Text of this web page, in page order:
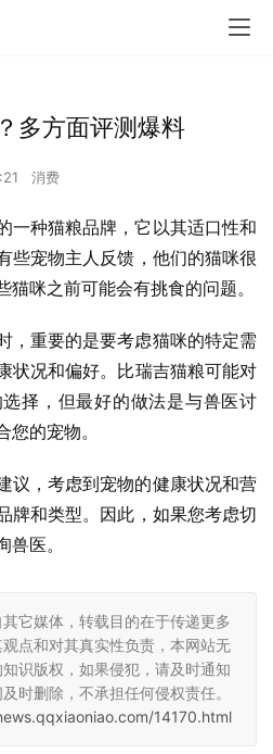
多方面评测爆料
消费
一种猫粮品牌，它以其适口性和
些宠物主人反馈，他们的猫咪很
咪之前可能会有挑食的问题。
，重要的是要考虑猫咪的特定需
状况和偏好。比瑞吉猫粮可能对
择，但最好的做法是与兽医讨
的宠物。
议，考虑到宠物的健康状况和营
牌和类型。因此，如果您考虑切
医。
它媒体，转载目的在于传递更多
点和对其真实性负责，本网站无
识版权，如果侵犯，请及时通知
时删除，不承担任何侵权责任。
14170.html